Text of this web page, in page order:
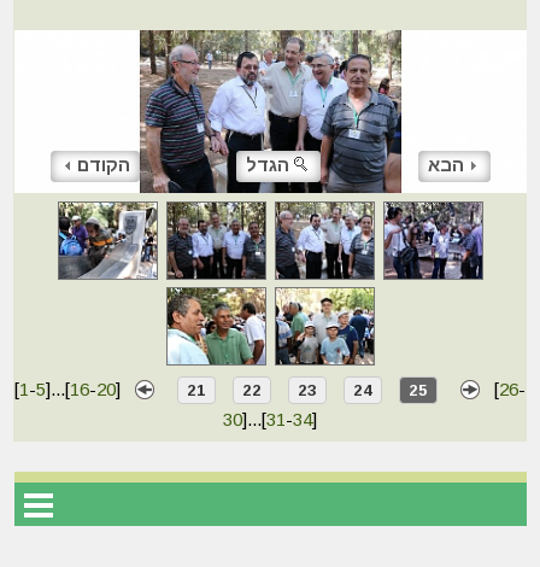
הקודם הגדל הבא
[1 -5]...[16-20] 21 22 23 24 25 [26-
30]...[31 -34]